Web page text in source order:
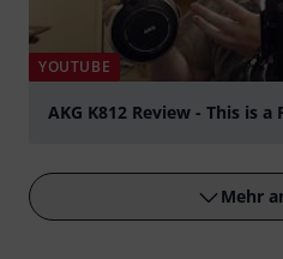
YOUTUBE
AKG K812 Review - This is a
Mehr